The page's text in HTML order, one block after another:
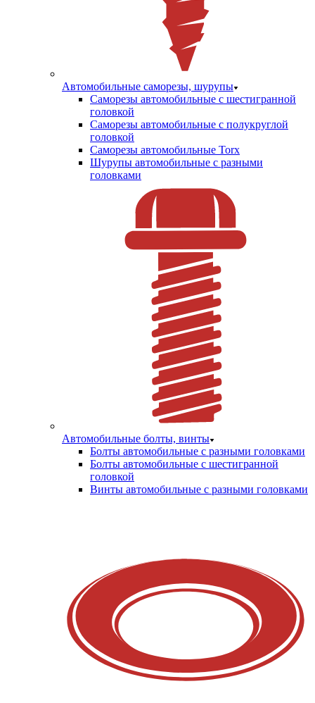
Автомобильные саморезы, шурупы
Саморезы автомобильные с шестигранной
головкой
Саморезы автомобильные с полукруглой
головкой
Саморезы автомобильные Torx
Шурупы автомобильные с разными
головками
Автомобильные болты, винты
Болты автомобильные с разными головками
Болты автомобильные с шестигранной
головкой
Винты автомобильные с разными головками